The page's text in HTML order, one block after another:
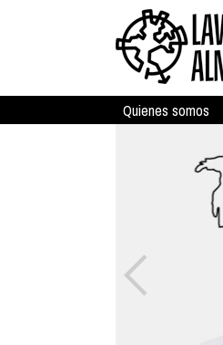
Quienes somos